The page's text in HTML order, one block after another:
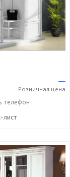
—
Розничная цена
☎+7 (928) 158-33-84
телефон
лист